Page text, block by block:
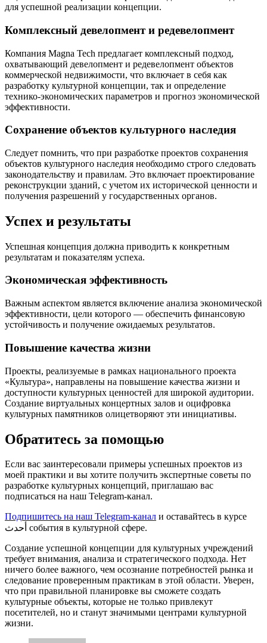
для успешной реализации концепции.
Комплексный девелопмент и редевелопмент
Компания Magna Tech предлагает комплексный подход,
охватывающий девелопмент и редевелопмент объектов
коммерческой недвижимости, что включает в себя как
разработку культурной концепции, так и определение
технико-экономических параметров и прогноз экономической
эффективности.
Сохранение объектов культурного наследия
Следует помнить, что при разработке проектов сохранения
объектов культурного наследия необходимо строго следовать
законодательству и правилам. Это включает проектирование
реконструкции зданий, с учетом их исторической ценности и
получения разрешений у государственных органов.
Успех и результаты
Успешная концепция должна приводить к конкретным
результатам и показателям успеха.
Экономическая эффективность
Важным аспектом является включение анализа экономической
эффективности, цели которого — обеспечить финансовую
устойчивость и получение ожидаемых результатов.
Повышение качества жизни
Проекты, реализуемые в рамках национального проекта
«Культура», направлены на повышение качества жизни и
доступности культурных ценностей для широкой аудитории.
Создание виртуальных концертных залов и оцифровка
культурных памятников олицетворяют эти инициативы.
Обратитесь за помощью
Если вас заинтересовали примеры успешных проектов из
моей практики и вы хотите получить экспертные советы по
разработке культурных концепций, приглашаю вас
подписаться на наш Telegram-канал.
Подпишитесь на наш Telegram-канал и оставайтесь в курсе
أحدث события в культурной сфере.
Создание успешной концепции для культурных учреждений
требует внимания, анализа и стратегического подхода. Нет
ничего более важного, чем осознание потребностей рынка и
следование проверенным практикам в этой области. Уверен,
что при правильной планировке вы сможете создать
культурные объекты, которые не только привлекут
посетителей, но и станут значимыми центрами культурной
жизни.